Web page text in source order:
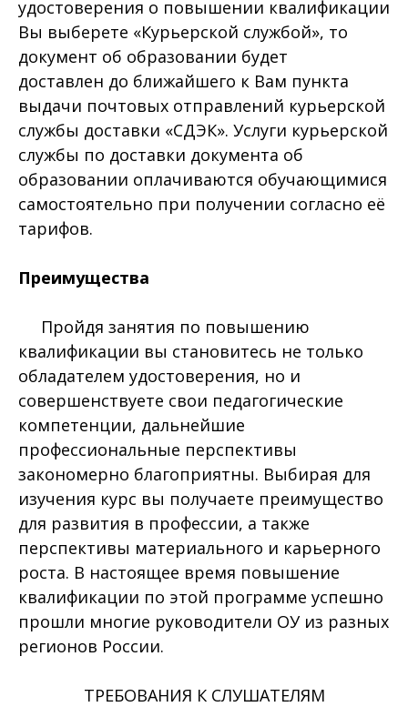
удостоверения о повышении квалификации
Вы выберете «Курьерской службой», то
документ об образовании будет
доставлен до ближайшего к Вам пункта
выдачи почтовых отправлений курьерской
службы доставки «СДЭК». Услуги курьерской
службы по доставки документа об
образовании оплачиваются обучающимися
самостоятельно при получении согласно её
тарифов.
Преимущества
Пройдя занятия по повышению
квалификации вы становитесь не только
обладателем удостоверения, но и
совершенствуете свои педагогические
компетенции, дальнейшие
профессиональные перспективы
закономерно благоприятны. Выбирая для
изучения курс вы получаете преимущество
для развития в профессии, а также
перспективы материального и карьерного
роста. В настоящее время повышение
квалификации по этой программе успешно
прошли многие руководители ОУ из разных
регионов России.
ТРЕБОВАНИЯ К СЛУШАТЕЛЯМ